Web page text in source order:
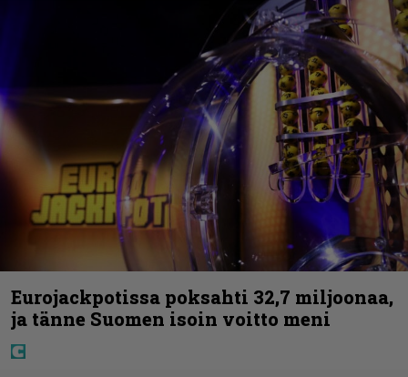
Eurojackpotissa poksahti 32,7 miljoonaa,
ja tänne Suomen isoin voitto meni